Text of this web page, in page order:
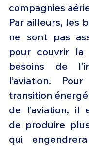
compagnies
Par ailleurs, les
ne sont pas
pour couvrir la
besoins de
l’aviation.
transition
de l’aviation, il
de produire
qui